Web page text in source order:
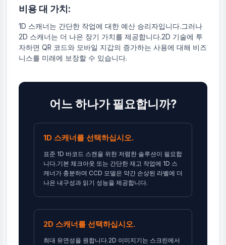
비용 대 가치:
1D 스캐너는 간단한 작업에 대한 예산 승리자입니다.그러나
2D 스캐너는 더 나은 장기 가치를 제공합니다.2D 기술에 투
자하면 QR 코드와 모바일 지갑의 증가하는 사용에 대해 비즈
니스를 미래에 보장할 수 있습니다.
어느 하나가 필요합니까?
1D 스캐너를 선택하십시오.
표준 1D 바코드 스캔을 위한 저렴한 솔루션이 필요합
니다.기본 체크아웃 또는 간단한 재고 작업에 1D 스
캐너가 충분하며 CCD 모델은 약간 손상된 라벨에 더
나은 내구성과 읽기 성능을 제공합니다.
2D 스캐너를 선택하십시오.
최대 유연성을 원합니다.2D 이미지기는 스크린에서